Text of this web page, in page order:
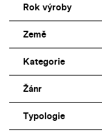
Rok výroby
Země
Kategorie
Žánr
Typologie